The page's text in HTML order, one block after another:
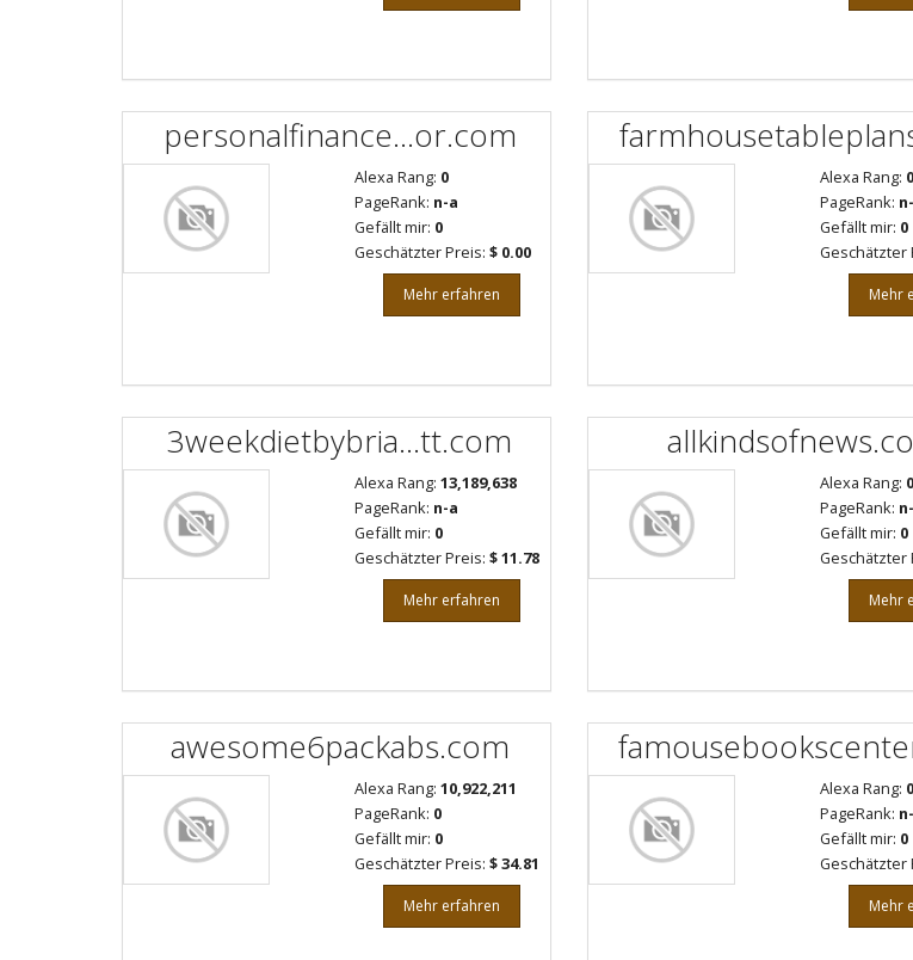
personalfinance...or.com
Alexa Rang: 0
PageRank: n-a
Gefällt mir: 0
Geschätzter Preis: $ 0.00
Mehr erfahren
Alexa Rang: 0
PageRank:
Gefällt mir: 0
Geschätzter
Mehr
3weekdietbybria...tt.com
Alexa Rang: 13,189,638
PageRank: n-a
Gefällt mir: 0
Geschätzter Preis: $ 11.78
Mehr erfahren
Alexa Rang: 0
PageRank:
Gefällt mir: 0
Geschätzter
Mehr
awesome6packabs.com
Alexa Rang: 10,922,211
PageRank: 0
Gefällt mir: 0
Geschätzter Preis: $ 34.81
Mehr erfahren
Alexa Rang: 0
PageRank:
Gefällt mir: 0
Geschätzter
Mehr